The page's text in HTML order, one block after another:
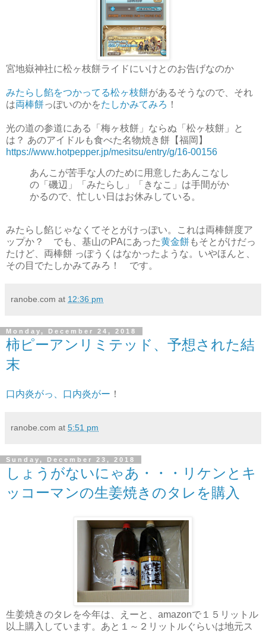
宮地嶽神社に松ヶ枝餅ライドにいけとのお告げなのか
みたらし餡をつかってる松ヶ枝餅があるそうなので、それ
は両棒餅っぽいのかをたしかみてみろ ！
光の道の参道にある「梅ヶ枝餅」ならぬ「松ヶ枝餅」と
は？ あのアイドルも食べた名物焼き餅【福岡】
https://www.hotpepper.jp/mesitsu/entry/g/16-00156
あんこが苦手な人のために用意したあんこなし
の「磯辺」「みたらし」「きなこ」は手間がか
かるので、忙しい日はお休みしている。
みたらし餡じゃなくてそとがけっぽい。これは両棒餅度ア
ップか？ でも、基山のPAにあった黄金餅もそとがけだっ
たけど、両棒餅 っぽうくはなかったような。いやほんと、
その目でたしかみてみろ！ です。
ranobe.com at 12:36 pm
Monday, December 24, 2018
柿ピーアンリミテッド、予想された結
末
口内炎がっ、口内炎がー ！
ranobe.com at 5:51 pm
Sunday, December 23, 2018
しょうがないにゃあ・・・リケンとキ
ッコーマンの生姜焼きのタレを購入
生姜焼きのタレを今年は、えーと、amazonで１５リットル
以上購入しています。あと１～２リットルぐらいは地元ス